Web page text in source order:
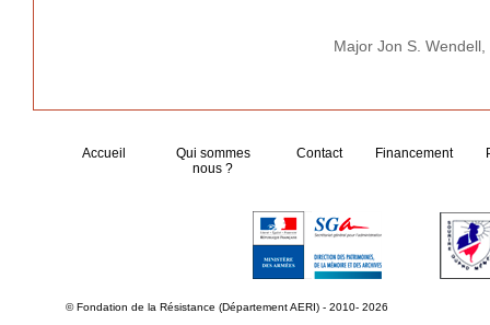
Major Jon S. Wendell,
Accueil
Qui sommes
nous ?
Contact Financement
© Fondation de la Résistance (Département AERI) - 2010- 2026